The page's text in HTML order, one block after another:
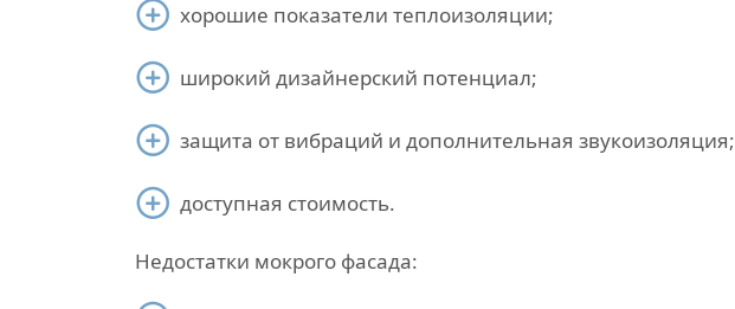
хорошие показатели теплоизоляции;
широкий дизайнерский потенциал;
защита от вибраций и дополнительная звукоизоляция;
доступная стоимость.
Недостатки мокрого фасада: